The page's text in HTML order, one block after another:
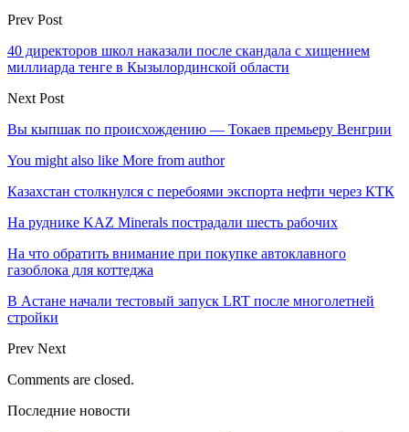
Prev Post
40 директоров школ наказали после скандала с хищением
миллиарда тенге в Кызылординской области
Next Post
Вы кыпшак по происхождению — Токаев премьеру Венгрии
You might also like More from author
Казахстан столкнулся с перебоями экспорта нефти через КТК
На руднике KAZ Minerals пострадали шесть рабочих
На что обратить внимание при покупке автоклавного
газоблока для коттеджа
В Астане начали тестовый запуск LRT после многолетней
стройки
Prev Next
Comments are closed.
Последние новости